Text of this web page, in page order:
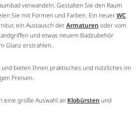
verwandeln. Gestalten Sie den Raum
Sie mit Formen und Farben. Ein neuerWC
ein Austausch derArmaturen oder vom
und etwas neuem Badzubehör
Glanz erstrahlen.
bieten Ihnen praktisches und nützliches im
Preisen.
eine große Auswahl an Klobürsten und